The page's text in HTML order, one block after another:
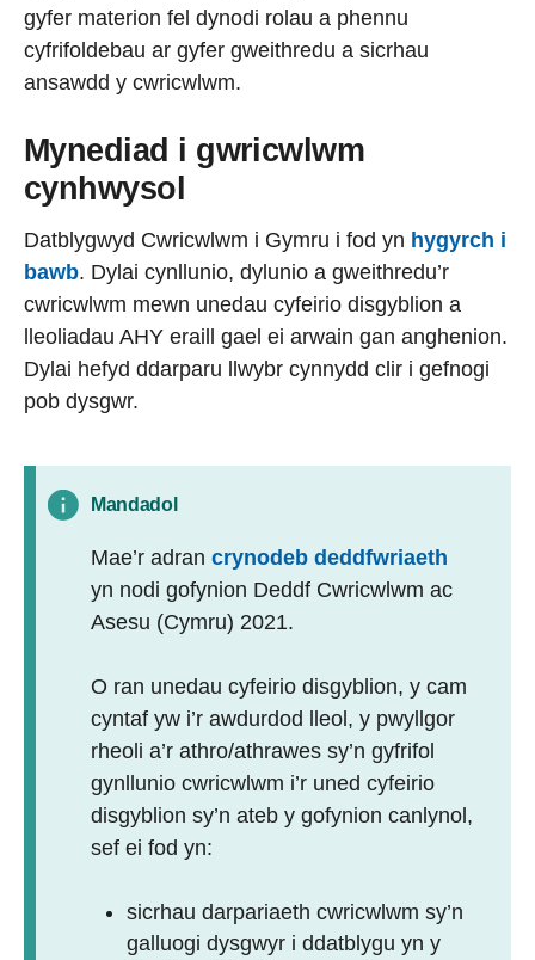
gyfer materion fel dynodi rolau a phennu
cyfrifoldebau ar gyfer gweithredu a sicrhau
ansawdd y cwricwlwm.
Mynediad i gwricwlwm
cynhwysol
Datblygwyd Cwricwlwm i Gymru i fod yn hygyrch i
bawb. Dylai cynllunio, dylunio a gweithredu’r
cwricwlwm mewn unedau cyfeirio disgyblion a
lleoliadau AHY eraill gael ei arwain gan anghenion.
Dylai hefyd ddarparu llwybr cynnydd clir i gefnogi
pob dysgwr.
Mandadol
Mae’r adran crynodeb deddfwriaeth
yn nodi gofynion Deddf Cwricwlwm ac
Asesu (Cymru) 2021.
O ran unedau cyfeirio disgyblion, y cam
cyntaf yw i’r awdurdod lleol, y pwyllgor
rheoli a’r athro/athrawes sy’n gyfrifol
gynllunio cwricwlwm i’r uned cyfeirio
disgyblion sy’n ateb y gofynion canlynol,
sef ei fod yn:
sicrhau darpariaeth cwricwlwm sy’n
galluogi dysgwyr i ddatblygu yn y